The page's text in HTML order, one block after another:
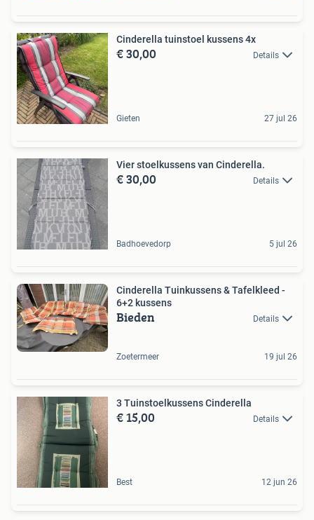
Cinderella tuinstoel kussens 4x
€ 30,00 Details
Gieten 27 jul 26
Vier stoelkussens van Cinderella.
€ 30,00 Details
Badhoevedorp 5 jul 26
Cinderella Tuinkussens & Tafelkleed -
6+2 kussens
Bieden Details
Zoetermeer 19 jul 26
3 Tuinstoelkussens Cinderella
€ 15,00 Details
Best 12 jun 26